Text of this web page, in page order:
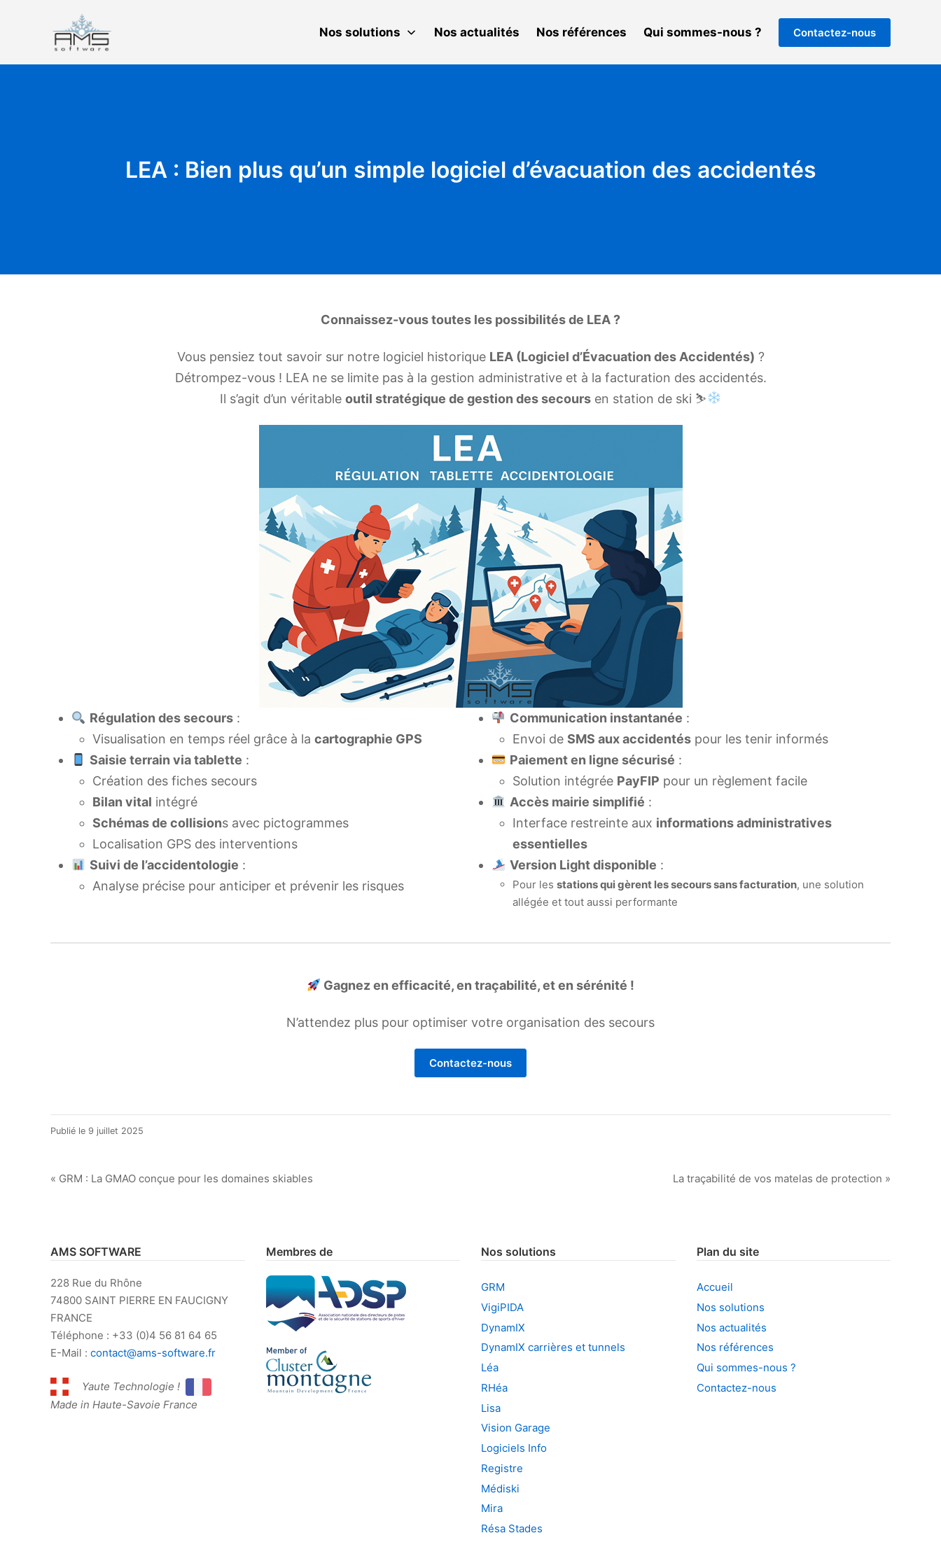
AMS Software
Nos solutions Nos actualités Nos références Qui sommes-nous ? Contactez-nous
LEA : Bien plus qu’un simple logiciel d’évacuation des accidentés
Connaissez-vous toutes les possibilités de LEA ?
Vous pensiez tout savoir sur notre logiciel historique LEA (Logiciel d’Évacuation des Accidentés) ?
Détrompez-vous ! LEA ne se limite pas à la gestion administrative et à la facturation des accidentés.
Il s’agit d’un véritableoutil stratégique de gestion des secours en station de ski ⛷
Régulation des secours:
Visualisation en temps réel grâce à la cartographie GPS
Saisie terrain via tablette :
Création des fiches secours
Bilan vital intégré
Schémas de collisions avec pictogrammes
Localisation GPS des interventions
Suivi de l’accidentologie :
Analyse précise pour anticiper et prévenir les risques
Communication instantanée :
Envoi de SMS aux accidentés pour les tenir informés
Paiement en ligne sécurisé :
Solution intégrée PayFIP pour un règlement facile
Accès mairie simplifié :
Interface restreinte aux informations administratives
essentielles
Version Light disponible :
Pour les stations qui gèrent les secours sans facturation, une solution
allégée et tout aussi performante
Gagnez en efficacité, en traçabilité, et en sérénité !
N’attendez plus pour optimiser votre organisation des secours
Contactez-nous
Publié le 9 juillet 2025
Navigation
La traçabilité de vos matelas de protection »
« GRM : La GMAO conçue pour les domaines skiables
AMS SOFTWARE
228 Rue du Rhône
74800 SAINT PIERRE EN FAUCIGNY
FRANCE
Téléphone : +33 (0)4 56 81 64 65
E-Mail : contact@ams-software.fr
Yaute Technologie !
Made in Haute-Savoie France
Membres de Nos solutions
GRM
VigiPIDA
DynamIX
DynamIX carrières et tunnels
Léa
RHéa
Lisa
Vision Garage
Logiciels Info
Registre
Médiski
Mira
Résa Stades
Plan du site
Accueil
Nos solutions
Nos actualités
Nos références
Qui sommes-nous ?
Contactez-nous